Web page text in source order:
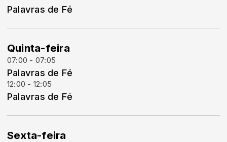
Palavras de Fé
Quinta-feira
07:00 - 07:05
Palavras de Fé
12:00 - 12:05
Palavras de Fé
Sexta-feira